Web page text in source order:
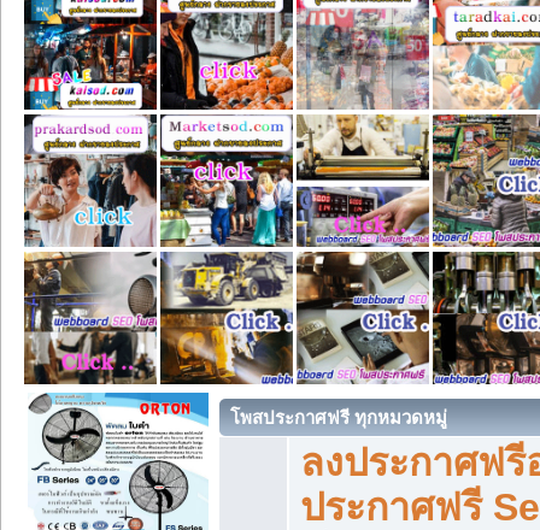
โพสประกาศฟรี ทุกหมวดหมู่
ลงประกาศฟ
ประกาศฟรี